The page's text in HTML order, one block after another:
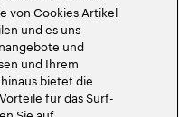
von Cookies Artikel
und es uns
und
und Ihrem
bietet die
für das Surf-
Sie auf